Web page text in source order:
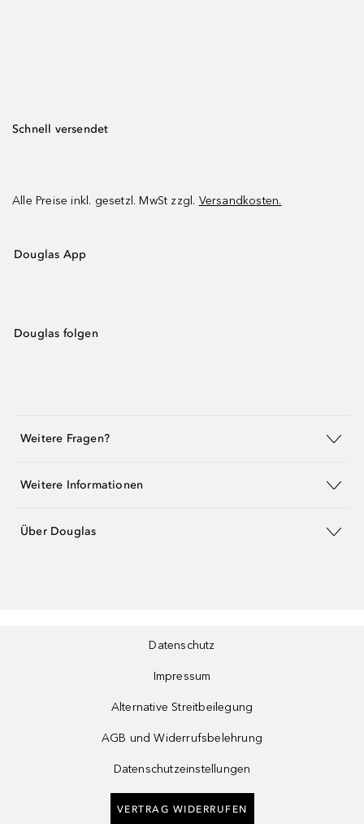
Schnell versendet
Alle Preise inkl. gesetzl. MwSt zzgl. Versandkosten.
Douglas App
Douglas folgen
Weitere Fragen?
Weitere Informationen
Über Douglas
Datenschutz
Impressum
Alternative Streitbeilegung
AGB und Widerrufsbelehrung
Datenschutzeinstellungen
VERTRAG WIDERRUFEN